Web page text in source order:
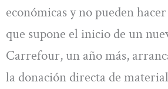
económicas y no pueden
que supone el inicio de un
Carrefour, un año más,
la donación directa de